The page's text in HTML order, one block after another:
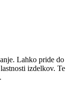
Lahko pride do
izdelkov. Te